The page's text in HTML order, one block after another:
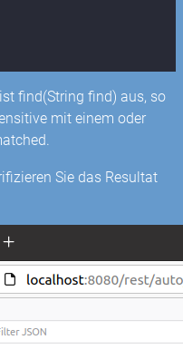
find(String find) aus, so
mit einem oder
Sie das Resultat